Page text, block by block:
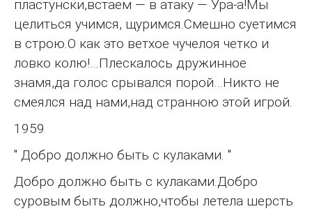
пластунски,встаем — в атаку — Ура-а!Мы
целиться учимся, щуримся.Смешно суетимся
в строю.О как это ветхое чучелоя четко и
ловко колю!…Плескалось дружинное
знамя,да голос срывался порой…Никто не
смеялся над нами,над странною этой игрой.
1959
" Добро должно быть с кулаками. "
Добро должно быть с кулаками.Добро
суровым быть должно,чтобы летела шерсть